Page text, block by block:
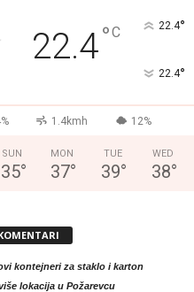
22.4°C 22.4°
22.4°
1.4kmh 12%
SUN
35°
MON
37°
TUE
39°
WED
38°
kontejneri za staklo i karton
lokacija u Požarevcu